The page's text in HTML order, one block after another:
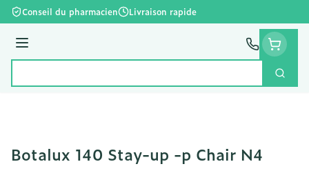
Aller au contenu
Conseil du pharmacien Livraison rapide
Menu
Botalux 140 Stay-up -p Chair N4